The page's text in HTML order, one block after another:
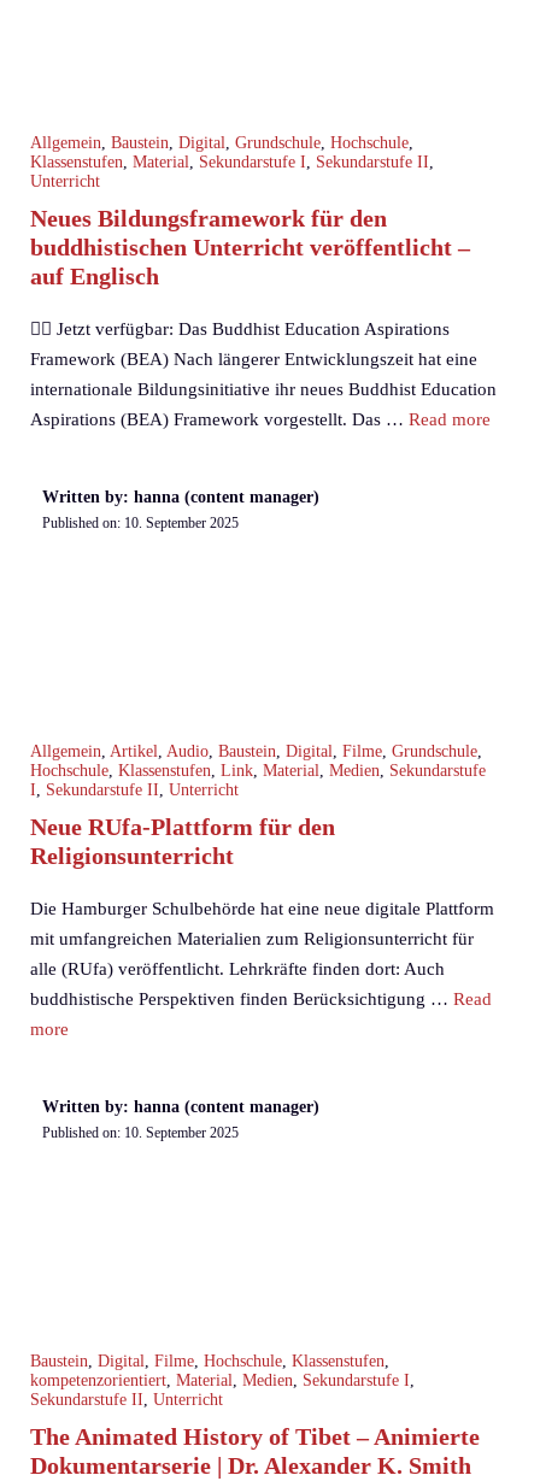
Allgemein Baustein Digital Grundschule Hochschule
Klassenstufen Material Sekundarstufe I Sekundarstufe II
Unterricht
Neues Bildungsframework für den
buddhistischen Unterricht veröffentlicht –
auf Englisch
🧘‍♀️ Jetzt verfügbar: Das Buddhist Education Aspirations
Framework (BEA) Nach längerer Entwicklungszeit hat eine
internationale Bildungsinitiative ihr neues Buddhist Education
Aspirations (BEA) Framework vorgestellt. Das … Read more
Written by: hanna (content manager)
Published on: 10. September 2025
Allgemein Artikel Audio Baustein Digital Filme Grundschule
Hochschule Klassenstufen Link Material Medien
Sekundarstufe
I
Sekundarstufe II Unterricht
Neue RUfa-Plattform für den
Religionsunterricht
Die Hamburger Schulbehörde hat eine neue digitale Plattform
mit umfangreichen Materialien zum Religionsunterricht für
alle (RUfa) veröffentlicht. Lehrkräfte finden dort: Auch
buddhistische Perspektiven finden Berücksichtigung … Read
more
Written by: hanna (content manager)
Published on: 10. September 2025
Baustein Digital Filme Hochschule Klassenstufen
kompetenzorientiert Material Medien Sekundarstufe I
Sekundarstufe II Unterricht
The Animated History of Tibet – Animierte
Dokumentarserie | Dr. Alexander K. Smith